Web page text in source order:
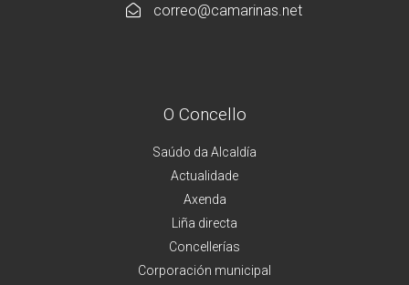
correo@camarinas.net
O Concello
Saúdo da Alcaldía
Actualidade
Axenda
Liña directa
Concellerías
Corporación municipal